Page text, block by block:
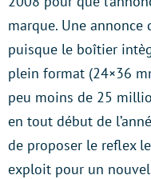
marque. Une annonce
puisque le boîtier
plein format (24×36
peu moins de 25
en tout début de
de proposer le reflex
exploit pour un